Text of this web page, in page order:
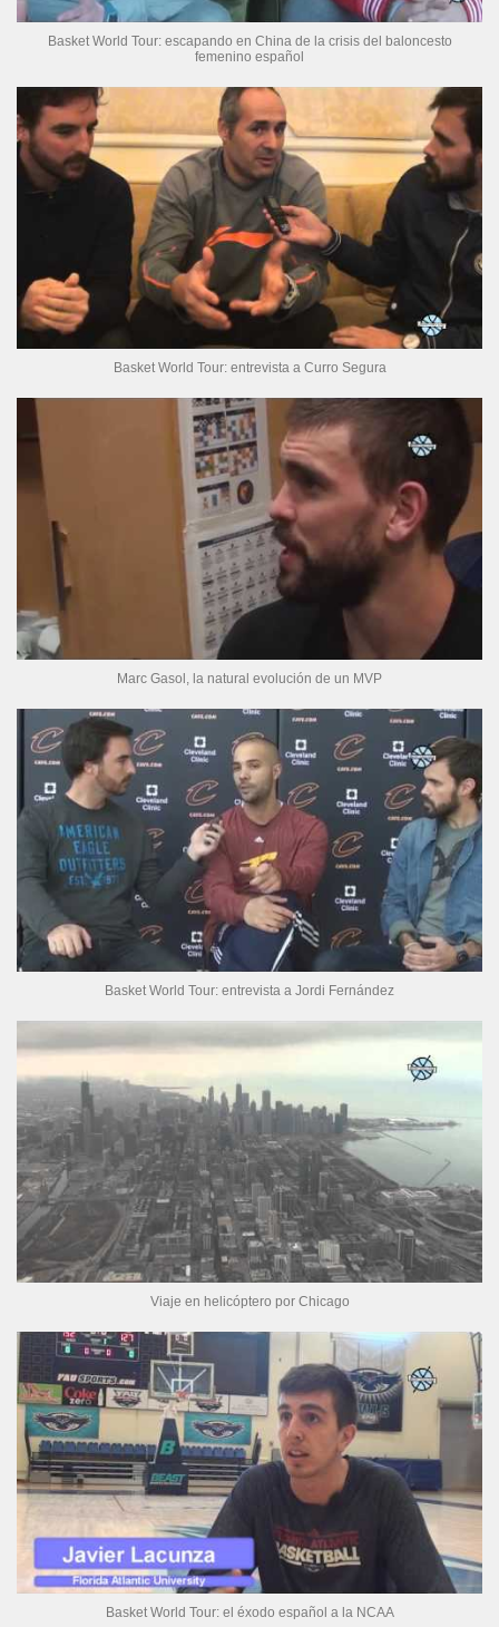
Basket World Tour: escapando en China de la crisis del baloncesto
femenino español
Basket World Tour: entrevista a Curro Segura
Marc Gasol, la natural evolución de un MVP
Basket World Tour: entrevista a Jordi Fernández
Viaje en helicóptero por Chicago
Basket World Tour: el éxodo español a la NCAA